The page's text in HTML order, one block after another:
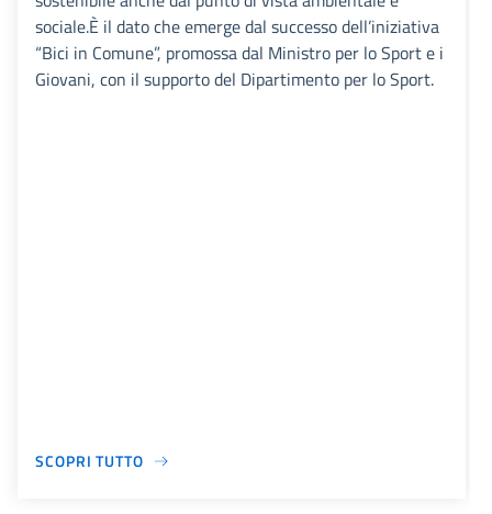
sociale.È il dato che emerge dal successo dell’iniziativa
“Bici in Comune”, promossa dal Ministro per lo Sport e i
Giovani, con il supporto del Dipartimento per lo Sport.
SCOPRI TUTTO